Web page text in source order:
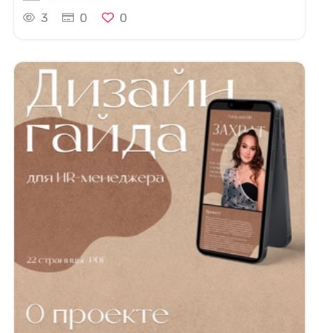
3
0 0